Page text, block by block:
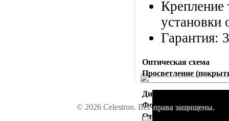
Крепление
установки
Гарантия:
Оптическая схема
Просветление
Диаметр объектива
Фокусное расстояние
Относительное
© 2026 Celestron. Все права защищены.